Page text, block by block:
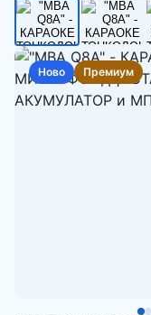
Ново Премиум